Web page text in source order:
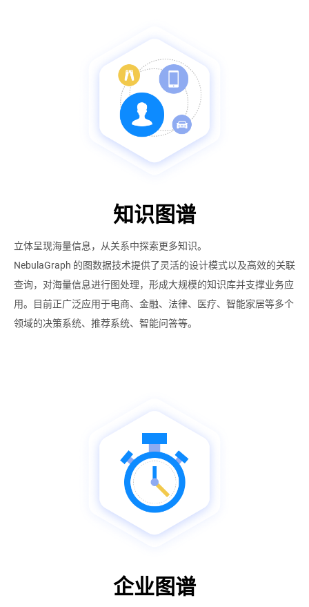
知识图谱
立体呈现海量信息，从关系中探索更多知识。
NebulaGraph 的图数据技术提供了灵活的设计模式以及高效的关联
查询，对海量信息进行图处理，形成大规模的知识库并支撑业务应
用。目前正广泛应用于电商、金融、法律、医疗、智能家居等多个
领域的决策系统、推荐系统、智能问答等。
企业图谱